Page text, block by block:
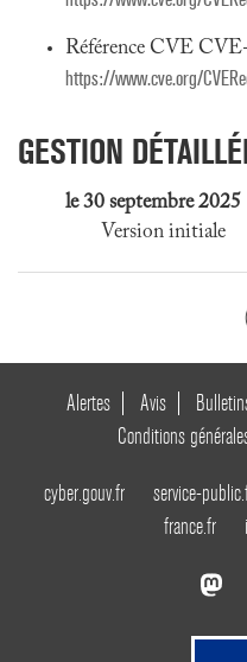
Référence CVE
https://www.cve.org/
GESTION
le 30 septembre 2025
Version initiale
Alertes Avis
Conditions
cyber.gouv.fr service-
france.fr